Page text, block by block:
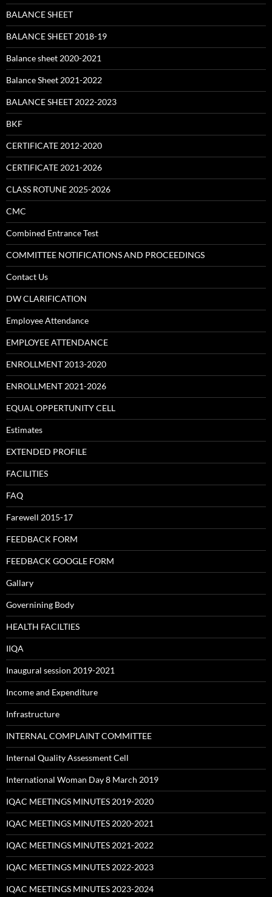
BALANCE SHEET
BALANCE SHEET 2018-19
Balance sheet 2020-2021
Balance Sheet 2021-2022
BALANCE SHEET 2022-2023
BKF
CERTIFICATE 2012-2020
CERTIFICATE 2021-2026
CLASS ROTUNE 2025-2026
CMC
Combined Entrance Test
COMMITTEE NOTIFICATIONS AND PROCEEDINGS
Contact Us
DW CLARIFICATION
Employee Attendance
EMPLOYEE ATTENDANCE
ENROLLMENT 2013-2020
ENROLLMENT 2021-2026
EQUAL OPPERTUNITY CELL
Estimates
EXTENDED PROFILE
FACILITIES
FAQ
Farewell 2015-17
FEEDBACK FORM
FEEDBACK GOOGLE FORM
Gallary
Governining Body
HEALTH FACILTIES
IIQA
Inaugural session 2019-2021
Income and Expenditure
Infrastructure
INTERNAL COMPLAINT COMMITTEE
Internal Quality Assessment Cell
International Woman Day 8 March 2019
IQAC MEETINGS MINUTES 2019-2020
IQAC MEETINGS MINUTES 2020-2021
IQAC MEETINGS MINUTES 2021-2022
IQAC MEETINGS MINUTES 2022-2023
IQAC MEETINGS MINUTES 2023-2024